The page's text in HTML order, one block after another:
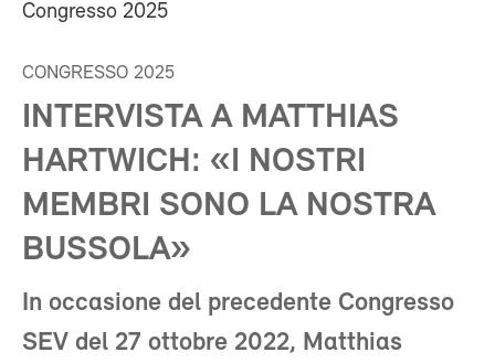
Congresso 2025
CONGRESSO 2025
INTERVISTA A MATTHIAS
HARTWICH: «I NOSTRI
MEMBRI SONO LA NOSTRA
BUSSOLA»
In occasione del precedente Congresso
SEV del 27 ottobre 2022, Matthias